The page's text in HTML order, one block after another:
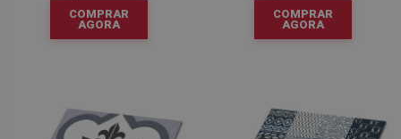
COMPRAR
AGORA
COMPRAR
AGORA